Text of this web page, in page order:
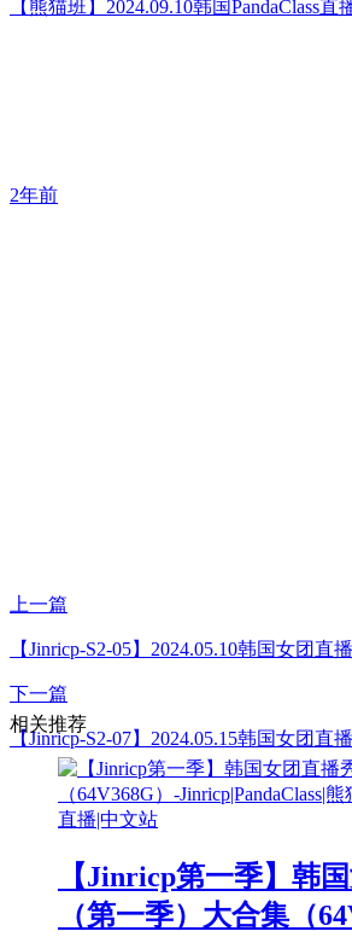
【熊猫班】2024.09.10韩国PandaClass直
2年前
上一篇
【Jinricp-S2-05】2024.05.10韩国女团直
下一篇
【Jinricp-S2-07】2024.05.15韩国女团直
相关推荐
【Jinricp第一季】韩
（第一季）大合集（